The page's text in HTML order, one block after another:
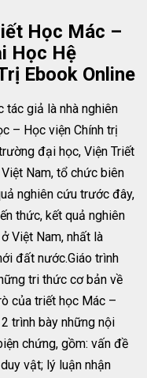
Học Mác –
Học Hệ
Ebook Online
tác giả là nhà nghiên
– Học viện Chính trị
đại học, Viện Triết
Nam, tổ chức biên
nghiên cứu trước đây,
thức, kết quả nghiên
Việt Nam, nhất là
đất nước.Giáo trình
tri thức cơ bản về
của triết học Mác –
trình bày những nội
chứng, gồm: vấn đề
vật; lý luận nhận